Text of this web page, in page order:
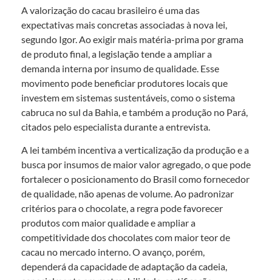
A valorização do cacau brasileiro é uma das
expectativas mais concretas associadas à nova lei,
segundo Igor. Ao exigir mais matéria-prima por grama
de produto final, a legislação tende a ampliar a
demanda interna por insumo de qualidade. Esse
movimento pode beneficiar produtores locais que
investem em sistemas sustentáveis, como o sistema
cabruca no sul da Bahia, e também a produção no Pará,
citados pelo especialista durante a entrevista.
A lei também incentiva a verticalização da produção e a
busca por insumos de maior valor agregado, o que pode
fortalecer o posicionamento do Brasil como fornecedor
de qualidade, não apenas de volume. Ao padronizar
critérios para o chocolate, a regra pode favorecer
produtos com maior qualidade e ampliar a
competitividade dos chocolates com maior teor de
cacau no mercado interno. O avanço, porém,
dependerá da capacidade de adaptação da cadeia,